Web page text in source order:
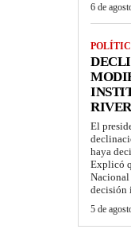
6 de
El
haya
Explicó
decisión
5 de